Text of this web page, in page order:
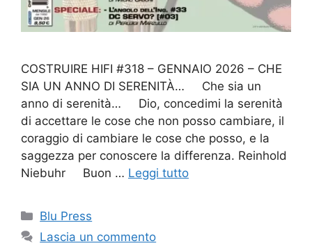
COSTRUIRE HIFI #318 – GENNAIO 2026 – CHE
SIA UN ANNO DI SERENITÀ… Che sia un
anno di serenità… Dio, concedimi la serenità
di accettare le cose che non posso cambiare, il
coraggio di cambiare le cose che posso, e la
saggezza per conoscere la differenza. Reinhold
Niebuhr Buon … Leggi tutto
Categorie
Blu Press
Lascia un commento